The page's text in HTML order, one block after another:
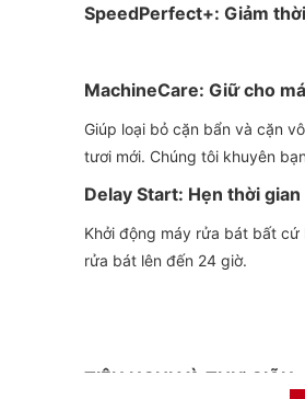
SpeedPerfect+: Giảm
MachineCare: Giữ cho
Giúp loại bỏ cặn bẩn và cặn
tươi mới. Chúng tôi khuyên
Delay Start: Hẹn thời
Khởi động máy rửa bát bất cứ
rửa bát lên đến 24 giờ.
TIỆN NGHI VÀ THƯ GIÃN